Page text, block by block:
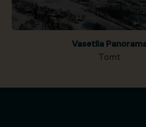
Vasetlia
Tomt